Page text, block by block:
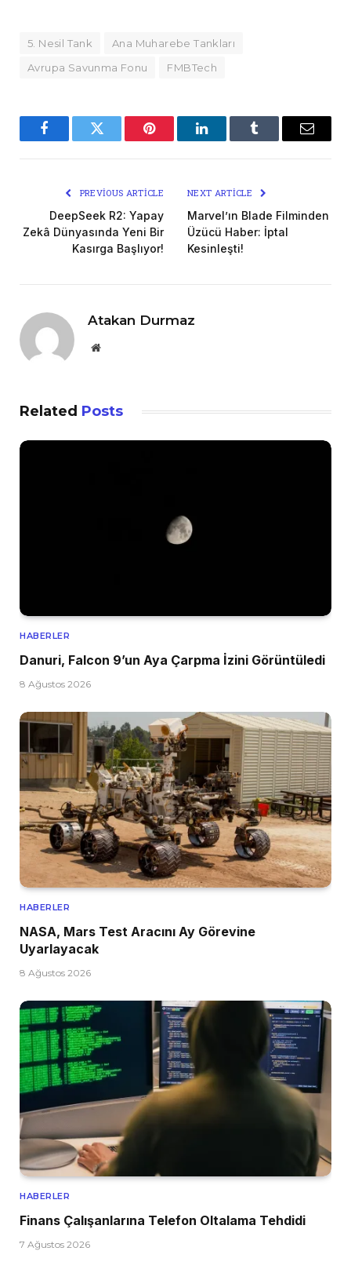
5. Nesil Tank
Ana Muharebe Tankları
Avrupa Savunma Fonu
FMBTech
FacebookTwitter Pinterest LinkedInTumblr Email
PREVIOUS ARTICLE
DeepSeek R2: Yapay
Zekâ Dünyasında Yeni Bir
Kasırga Başlıyor!
NEXT ARTICLE
Marvel’ın Blade Filminden
Üzücü Haber: İptal
Kesinleşti!
Atakan Durmaz
Website
Related Posts
HABERLER
Danuri, Falcon 9’un Aya Çarpma İzini Görüntüledi
8 Ağustos 2026
HABERLER
NASA, Mars Test Aracını Ay Görevine
Uyarlayacak
8 Ağustos 2026
HABERLER
Finans Çalışanlarına Telefon Oltalama Tehdidi
7 Ağustos 2026